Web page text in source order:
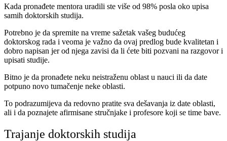
Kada pronađete mentora uradili ste više od 98% posla oko upisa
samih doktorskih studija.
Potrebno je da spremite na vreme sažetak vašeg budućeg
doktorskog rada i veoma je važno da ovaj predlog bude kvalitetan i
dobro napisan jer od njega zavisi da li ćete biti pozvani na razgovor i
upisati studije.
Bitno je da pronađete neku neistraženu oblast u nauci ili da date
potpuno novo tumačenje neke oblasti.
To podrazumijeva da redovno pratite sva dešavanja iz date oblasti,
ali i da poznajete afirmisane stručnjake i profesore koji se time bave.
Trajanje doktorskih studija